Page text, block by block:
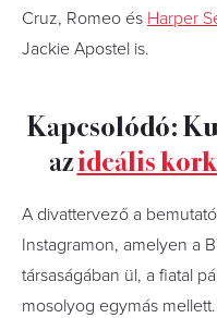
Cruz, Romeo és Harper
Jackie Apostel is.
Kapcsolódó:
azideális
A divattervező a
Instagramon, amelyen a
társaságában ül, a fiatal
mosolyog egymás mellett.